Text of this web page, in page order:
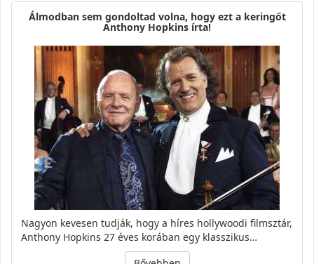
Álmodban sem gondoltad volna, hogy ezt a keringőt
Anthony Hopkins írta!
Nagyon kevesen tudják, hogy a híres hollywoodi filmsztár,
Anthony Hopkins 27 éves korában egy klasszikus…